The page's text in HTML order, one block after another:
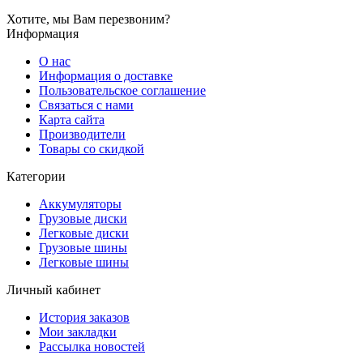
Хотите, мы Вам перезвоним?
Информация
О нас
Информация о доставке
Пользовательское соглашение
Связаться с нами
Карта сайта
Производители
Товары со скидкой
Категории
Аккумуляторы
Грузовые диски
Легковые диски
Грузовые шины
Легковые шины
Личный кабинет
История заказов
Мои закладки
Рассылка новостей